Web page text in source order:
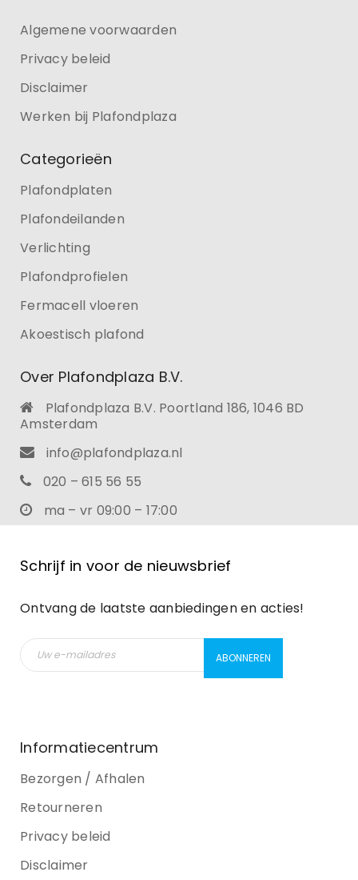
Algemene voorwaarden
Privacy beleid
Disclaimer
Werken bij Plafondplaza
Categorieën
Plafondplaten
Plafondeilanden
Verlichting
Plafondprofielen
Fermacell vloeren
Akoestisch plafond
Over Plafondplaza B.V.
Plafondplaza B.V. Poortland 186, 1046 BD
Amsterdam
info@plafondplaza.nl
020 – 615 56 55
ma – vr 09:00 – 17:00
Schrijf in voor de nieuwsbrief
Ontvang de laatste aanbiedingen en acties!
Informatiecentrum
Bezorgen / Afhalen
Retourneren
Privacy beleid
Disclaimer